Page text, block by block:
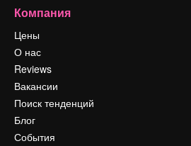
Компания
Цены
О нас
Reviews
Вакансии
Поиск тенденций
Блог
События